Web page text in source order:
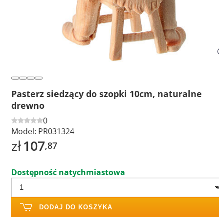
Pasterz siedzący do szopki 10cm, naturalne
drewno
0
Model: PR031324
zł107,87
Dostępność natychmiastowa
DODAJ DO KOSZYKA